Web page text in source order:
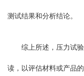
测试结果和分析结论。
综上所述，压力试
读，以评估材料或产品